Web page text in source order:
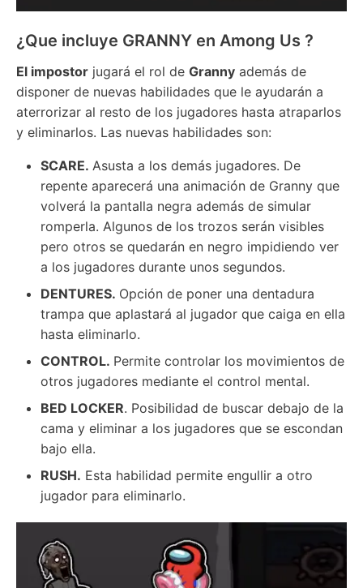
¿Que incluye GRANNY en Among Us ?
El impostor jugará el rol de Granny además de
disponer de nuevas habilidades que le ayudarán a
aterrorizar al resto de los jugadores hasta atraparlos
y eliminarlos. Las nuevas habilidades son:
SCARE. Asusta a los demás jugadores. De
repente aparecerá una animación de Granny que
volverá la pantalla negra además de simular
romperla. Algunos de los trozos serán visibles
pero otros se quedarán en negro impidiendo ver
a los jugadores durante unos segundos.
DENTURES. Opción de poner una dentadura
trampa que aplastará al jugador que caiga en ella
hasta eliminarlo.
CONTROL. Permite controlar los movimientos de
otros jugadores mediante el control mental.
BED LOCKER. Posibilidad de buscar debajo de la
cama y eliminar a los jugadores que se escondan
bajo ella.
RUSH. Esta habilidad permite engullir a otro
jugador para eliminarlo.